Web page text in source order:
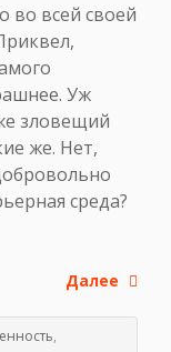
во всей своей
Уж
зловещий
же. Нет,
среда?
Далее
,